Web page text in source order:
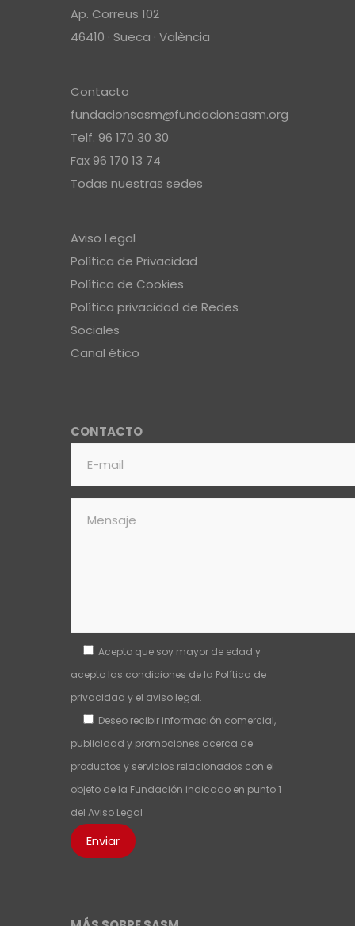
Ap. Correus 102
46410 · Sueca · València
Contacto
fundacionsasm@fundacionsasm.org
Telf. 96 170 30 30
Fax 96 170 13 74
Todas nuestras sedes
Aviso Legal
Política de Privacidad
Política de Cookies
Política privacidad de Redes
Sociales
Canal ético
CONTACTO
Acepto que soy mayor de edad y
acepto las condiciones de la Política de
privacidad y el aviso legal.
Deseo recibir información comercial,
publicidad y promociones acerca de
productos y servicios relacionados con el
objeto de la Fundación indicado en punto 1
del Aviso Legal